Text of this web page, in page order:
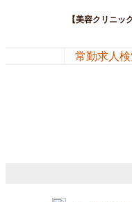
【美容クリニ
常勤求人